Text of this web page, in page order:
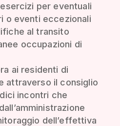
per eventuali
o eventi eccezionali
al transito
occupazioni di
ai residenti di
attraverso il consiglio
incontri che
dell’effettiva